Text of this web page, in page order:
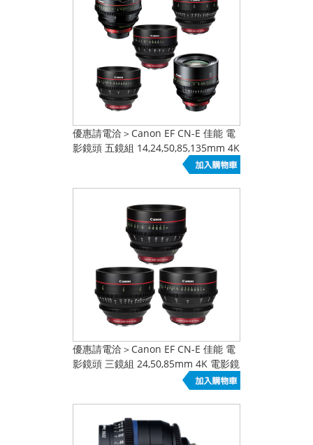
優惠請電洽＞Canon EF CN-E 佳能 電
影鏡頭 五鏡組 14,24,50,85,135mm 4K
電影鏡頭 cinema eos 公司貨
優惠請電洽＞Canon EF CN-E 佳能 電
影鏡頭 三鏡組 24,50,85mm 4K 電影鏡